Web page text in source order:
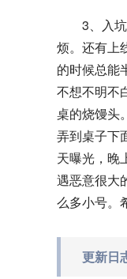
3、入
烦。还有上
的时候总能
不想不明不
桌的烧馒头
弄到桌子下
天曝光，晚
遇恶意很大
么多小号。
更新日